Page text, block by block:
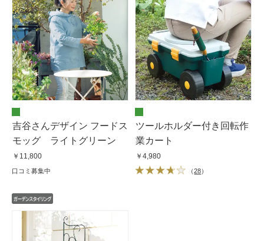
吉谷さんデザイン フードス
モッグ ライトグリーン
￥11,800
口コミ募集中
ツールホルダー付き回転作
業カート
￥4,980
（28）